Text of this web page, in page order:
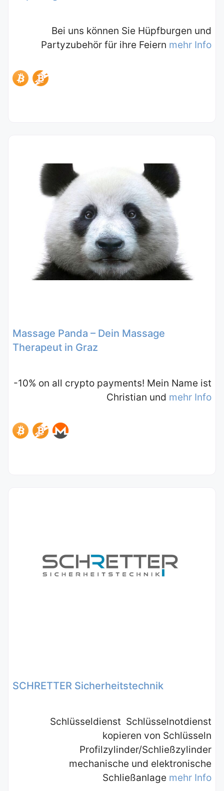
Bei uns können Sie Hüpfburgen und
Partyzubehör für ihre Feiern mehr Info
Massage Panda – Dein Massage
Therapeut in Graz
-10% on all crypto payments! Mein Name ist
Christian und mehr Info
SCHRETTER Sicherheitstechnik
Schlüsseldienst Schlüsselnotdienst
kopieren von Schlüsseln
Profilzylinder/Schließzylinder
mechanische und elektronische
Schließanlage mehr Info